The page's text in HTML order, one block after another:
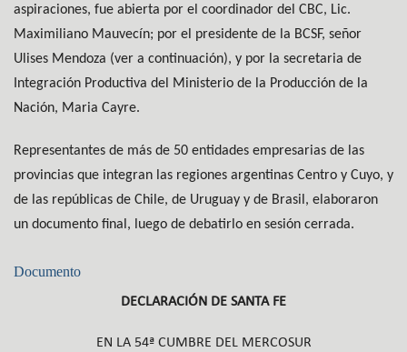
aspiraciones, fue abierta por el coordinador del CBC, Lic.
Maximiliano Mauvecín; por el presidente de la BCSF, señor
Ulises Mendoza (ver a continuación), y por la secretaria de
Integración Productiva del Ministerio de la Producción de la
Nación, Maria Cayre.
Representantes de más de 50 entidades empresarias de las
provincias que integran las regiones argentinas Centro y Cuyo, y
de las repúblicas de Chile, de Uruguay y de Brasil, elaboraron
un documento final, luego de debatirlo en sesión cerrada.
Documento
DECLARACIÓN DE SANTA FE
EN LA 54ª CUMBRE DEL MERCOSUR